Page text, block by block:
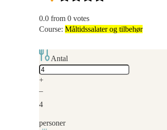
0.0 from 0 votes
Course: Måltidssalater og tilbehør
Antal
Adjust
servings
+
–
4
personer